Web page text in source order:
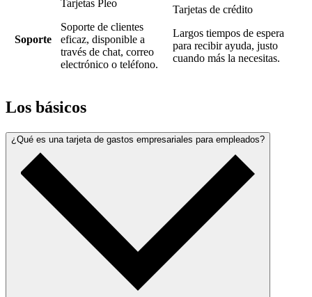
Soporte
Tarjetas Pleo
Soporte de clientes
eficaz, disponible a
través de chat, correo
electrónico o teléfono.
Tarjetas de crédito
Largos tiempos de espera
para recibir ayuda, justo
cuando más la necesitas.
Los básicos
¿Qué es una tarjeta de gastos empresariales para empleados?